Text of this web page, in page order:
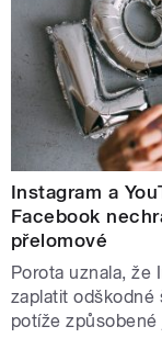
Instagram a
Facebook
přelomové
Porota uznala, že
zaplatit odškodné
potíže